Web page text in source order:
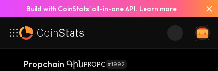
Build with CoinStats’ all-in-one API. Learn more
Propchain ԳինPROPC #1992